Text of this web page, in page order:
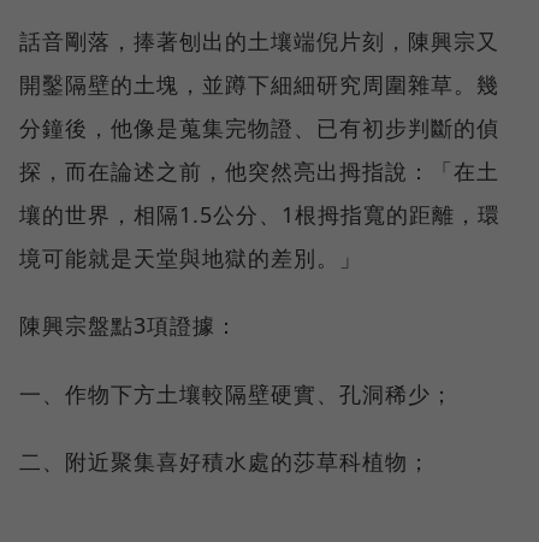
話音剛落，捧著刨出的土壤端倪片刻，陳興宗又
開鑿隔壁的土塊，並蹲下細細研究周圍雜草。幾
分鐘後，他像是蒐集完物證、已有初步判斷的偵
探，而在論述之前，他突然亮出拇指說：「在土
壤的世界，相隔1.5公分、1根拇指寬的距離，環
境可能就是天堂與地獄的差別。」
陳興宗盤點3項證據：
一、作物下方土壤較隔壁硬實、孔洞稀少；
二、附近聚集喜好積水處的莎草科植物；